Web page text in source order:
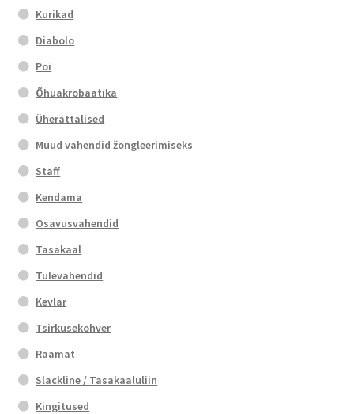
Kurikad
Diabolo
Poi
Õhuakrobaatika
Üherattalised
Muud vahendid žongleerimiseks
Staff
Kendama
Osavusvahendid
Tasakaal
Tulevahendid
Kevlar
Tsirkusekohver
Raamat
Slackline / Tasakaaluliin
Kingitused